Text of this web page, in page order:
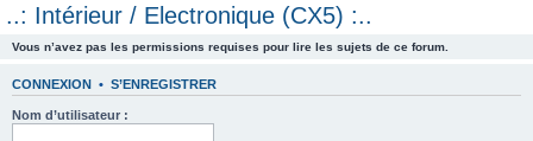
e
..: Intérieur / Electronique (CX5) :..
Vous n’avez pas les permissions requises pour lire les sujets de ce forum.
CONNEXION • S’ENREGISTRER
Nom d’utilisateur :